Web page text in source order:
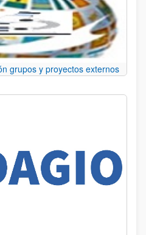
grupos y proyectos externos